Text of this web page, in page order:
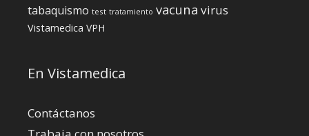
tabaquismo test tratamiento vacuna virus
Vistamedica VPH
En Vistamedica
Contáctanos